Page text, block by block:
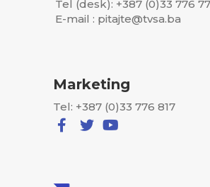
Tel (desk): +387 (0)33 776
E-mail : pitajte@tvsa.ba
Marketing
Tel: +387 (0)33 776 817